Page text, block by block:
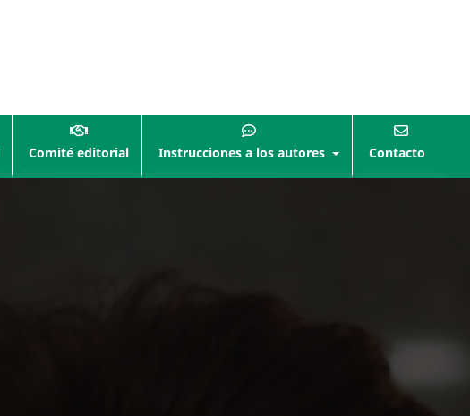
Comité editorial Instrucciones a los autores Contacto